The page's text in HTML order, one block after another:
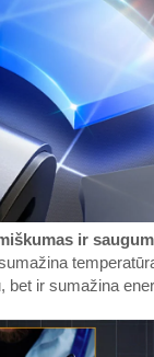
ir
bet ir sumažina